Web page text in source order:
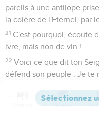
pareils à une antilope
la colère de l'Eternel, par
21 C'est pourquoi, écoute
ivre, mais non de vin !
22 Voici ce que dit ton
défend son peuple : Je te
Je la donnerai à ceux
Versions